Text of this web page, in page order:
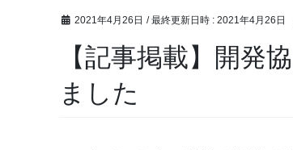
2021年4月26日 / 最終更新日時 : 2021年4月26日
【記事掲載】開発
ました